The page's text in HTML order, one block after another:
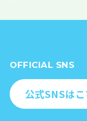
OFFICIAL SNS
公式SNSは